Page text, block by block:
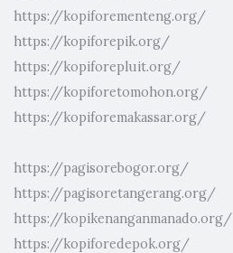
https://kopiforementeng.org/
https://kopiforepik.org/
https://kopiforepluit.org/
https://kopiforetomohon.org/
https://kopiforemakassar.org/
https://pagisorebogor.org/
https://pagisoretangerang.org/
https://kopikenanganmanado.org/
https://kopiforedepok.org/